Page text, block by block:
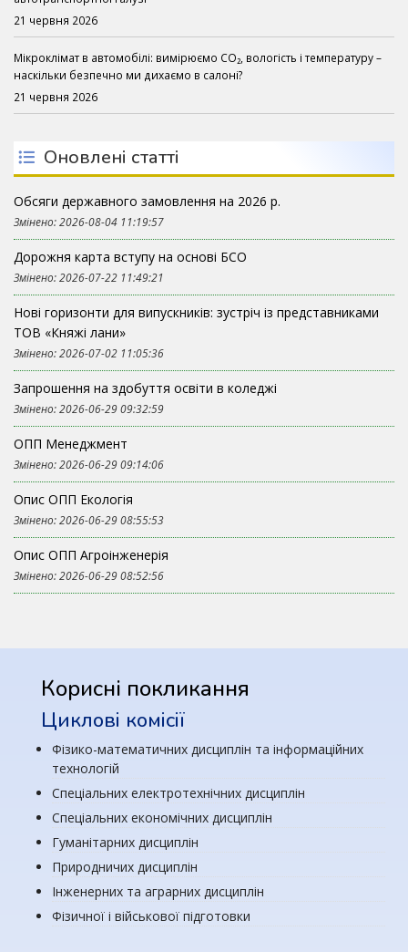
21 червня 2026
Мікроклімат в автомобілі: вимірюємо CO₂, вологість і температуру –
наскільки безпечно ми дихаємо в салоні?
21 червня 2026
Оновлені статті
Обсяги державного замовлення на 2026 р.
Змінено: 2026-08-04 11:19:57
Дорожня карта вступу на основі БСО
Змінено: 2026-07-22 11:49:21
Нові горизонти для випускників: зустріч із представниками
ТОВ «Княжі лани»
Змінено: 2026-07-02 11:05:36
Запрошення на здобуття освіти в коледжі
Змінено: 2026-06-29 09:32:59
ОПП Менеджмент
Змінено: 2026-06-29 09:14:06
Опис ОПП Екологія
Змінено: 2026-06-29 08:55:53
Опис ОПП Агроінженерія
Змінено: 2026-06-29 08:52:56
Корисні покликання
Циклові комісії
Фізико-математичних дисциплін та інформаційних
технологій
Спеціальних електротехнічних дисциплін
Спеціальних економічних дисциплін
Гуманітарних дисциплін
Природничих дисциплін
Інженерних та аграрних дисциплін
Фізичної і військової підготовки